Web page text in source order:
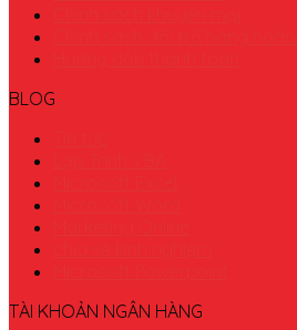
BLOG
TÀI KHOẢN NGÂN HÀNG